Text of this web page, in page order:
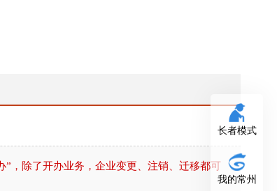
长者模式
我的常州